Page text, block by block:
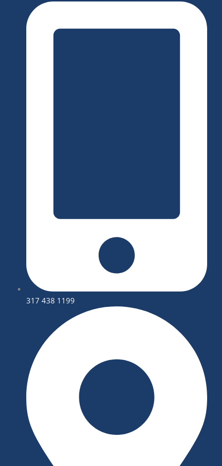
317 438 1199